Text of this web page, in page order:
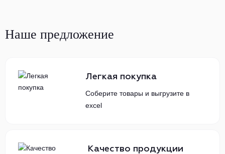
Наше предложение
Легкая покупка
Соберите товары и выгрузите в
excel
Качество продукции